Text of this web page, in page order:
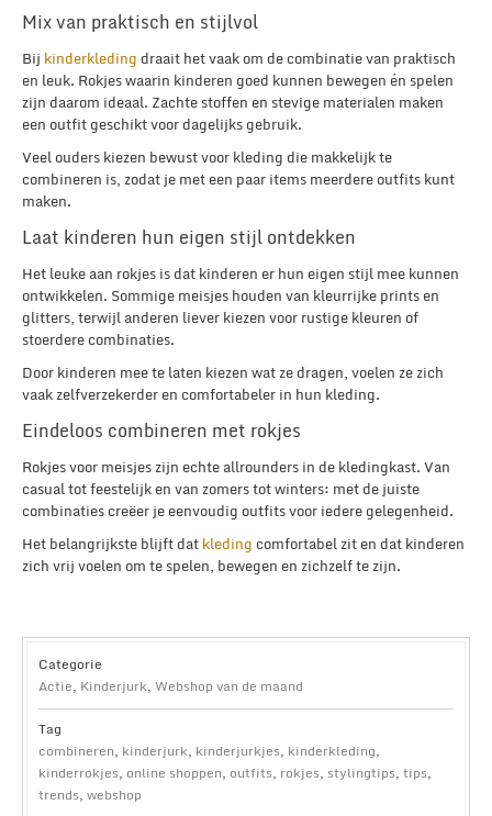
Mix van praktisch en stijlvol
Bij kinderkleding draait het vaak om de combinatie van praktisch
en leuk. Rokjes waarin kinderen goed kunnen bewegen én spelen
zijn daarom ideaal. Zachte stoffen en stevige materialen maken
een outfit geschikt voor dagelijks gebruik.
Veel ouders kiezen bewust voor kleding die makkelijk te
combineren is, zodat je met een paar items meerdere outfits kunt
maken.
Laat kinderen hun eigen stijl ontdekken
Het leuke aan rokjes is dat kinderen er hun eigen stijl mee kunnen
ontwikkelen. Sommige meisjes houden van kleurrijke prints en
glitters, terwijl anderen liever kiezen voor rustige kleuren of
stoerdere combinaties.
Door kinderen mee te laten kiezen wat ze dragen, voelen ze zich
vaak zelfverzekerder en comfortabeler in hun kleding.
Eindeloos combineren met rokjes
Rokjes voor meisjes zijn echte allrounders in de kledingkast. Van
casual tot feestelijk en van zomers tot winters: met de juiste
combinaties creëer je eenvoudig outfits voor iedere gelegenheid.
Het belangrijkste blijft datkleding comfortabel zit en dat kinderen
zich vrij voelen om te spelen, bewegen en zichzelf te zijn.
Categorie
Actie, Kinderjurk, Webshop van de maand
Tag
combineren, kinderjurk, kinderjurkjes, kinderkleding,
kinderrokjes, online shoppen, outfits, rokjes, stylingtips, tips,
trends, webshop